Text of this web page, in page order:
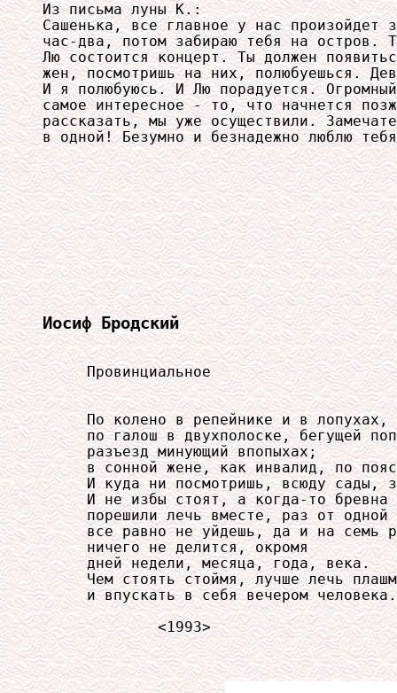
Из письма луны К.:
Сашенька, все главное у нас
час-два, потом забираю тебя на остров.
Лю состоится концерт. Ты должен
жен, посмотришь на них, полюбуешься.
И я полюбуюсь. И Лю порадуется.
самое интересное - то, что начнется
рассказать, мы уже осуществили.
в одной! Безумно и безнадежно люблю
Иосиф Бродский
     Провинциальное
     По колено в репейнике и в лопухах,
по галош в двухполоске, бегущей
     разъезд минующий впопыхах;
в сонной жене, как инвалид, по
И куда ни посмотришь, всюду сады,
     И не избы стоят, а когда-то бревна
порешили лечь вместе, раз от одной
все равно не уйдешь, да и на семь
     ничего не делится, окромя
     дней недели, месяца, года, века.
Чем стоять стоймя, лучше лечь
     и впускать в себя вечером человека.
             <1993>